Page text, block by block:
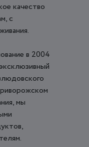
качество
с
в 2004
мы